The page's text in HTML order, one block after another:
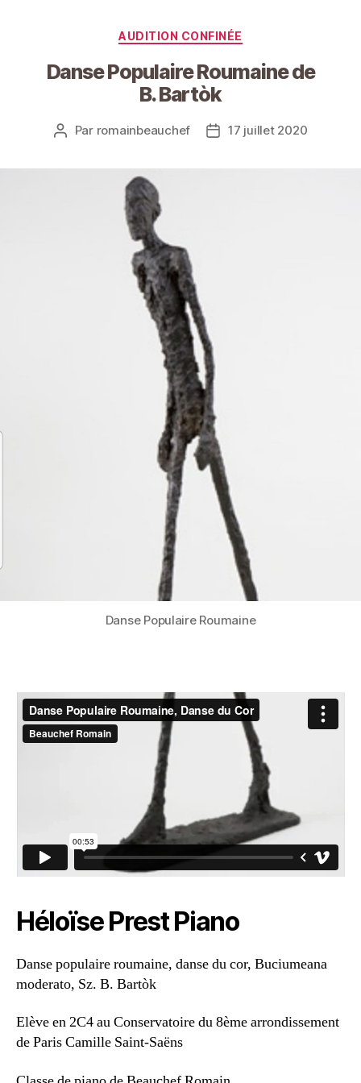
Catégories
AUDITION CONFINÉE
Danse Populaire Roumaine de
B. Bartòk
Auteur
l’article
Par romainbeauchef
Date17 juillet 2020
Danse Populaire Roumaine
Héloïse Prest Piano
Danse populaire roumaine, danse du cor, Buciumeana
moderato, Sz. B. Bartòk
Elève en 2C4 au Conservatoire du 8ème arrondissement
de Paris Camille Saint-Saëns